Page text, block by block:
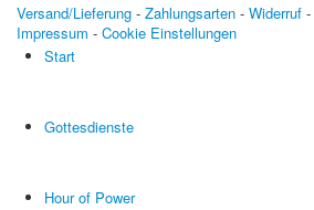
Versand/Lieferung - Zahlungsarten - Widerruf -
Impressum - Cookie Einstellungen
Start
Gottesdienste
Hour of Power